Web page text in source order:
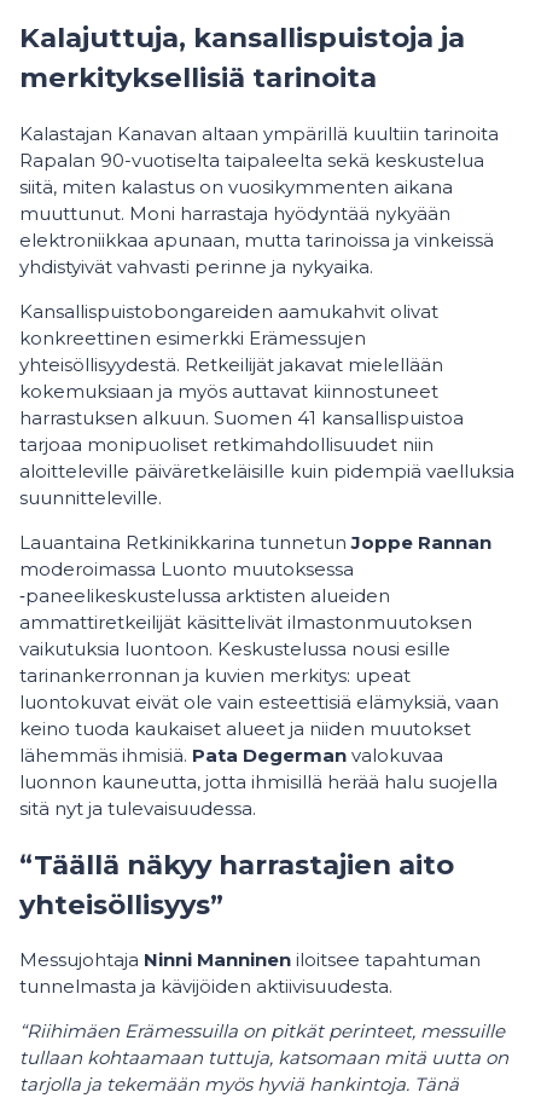
Kalajuttuja, kansallispuistoja ja
merkityksellisiä tarinoita
Kalastajan Kanavan altaan ympärillä kuultiin tarinoita
Rapalan 90-vuotiselta taipaleelta sekä keskustelua
siitä, miten kalastus on vuosikymmenten aikana
muuttunut. Moni harrastaja hyödyntää nykyään
elektroniikkaa apunaan, mutta tarinoissa ja vinkeissä
yhdistyivät vahvasti perinne ja nykyaika.
Kansallispuistobongareiden aamukahvit olivat
konkreettinen esimerkki Erämessujen
yhteisöllisyydestä. Retkeilijät jakavat mielellään
kokemuksiaan ja myös auttavat kiinnostuneet
harrastuksen alkuun. Suomen 41 kansallispuistoa
tarjoaa monipuoliset retkimahdollisuudet niin
aloitteleville päiväretkeläisille kuin pidempiä vaelluksia
suunnitteleville.
Lauantaina Retkinikkarina tunnetunJoppe Rannan
moderoimassa Luonto muutoksessa
‑paneelikeskustelussa arktisten alueiden
ammattiretkeilijät käsittelivät ilmastonmuutoksen
vaikutuksia luontoon. Keskustelussa nousi esille
tarinankerronnan ja kuvien merkitys: upeat
luontokuvat eivät ole vain esteettisiä elämyksiä, vaan
keino tuoda kaukaiset alueet ja niiden muutokset
lähemmäs ihmisiä. Pata Degerman valokuvaa
luonnon kauneutta, jotta ihmisillä herää halu suojella
sitä nyt ja tulevaisuudessa.
“Täällä näkyy harrastajien aito
yhteisöllisyys”
Messujohtaja Ninni Manninen iloitsee tapahtuman
tunnelmasta ja kävijöiden aktiivisuudesta.
“Riihimäen Erämessuilla on pitkät perinteet, messuille
tullaan kohtaamaan tuttuja, katsomaan mitä uutta on
tarjolla ja tekemään myös hyviä hankintoja. Tänä